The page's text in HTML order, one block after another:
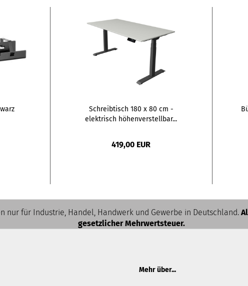
Schreibtisch 180 x 80 cm -
elektrisch höhenverstellbar...
419,00 EUR
nur für Industrie, Handel, Handwerk und Gewerbe in Deutschland.
gesetzlicher Mehrwertsteuer.
Mehr über...